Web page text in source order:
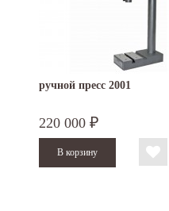
ручной пресс 2001
220 000 ₽